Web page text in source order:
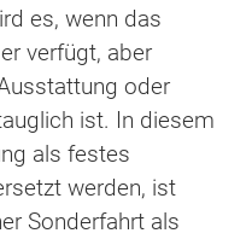
es, wenn das
verfügt, aber
oder
ist. In diesem
als festes
werden, ist
Sonderfahrt als